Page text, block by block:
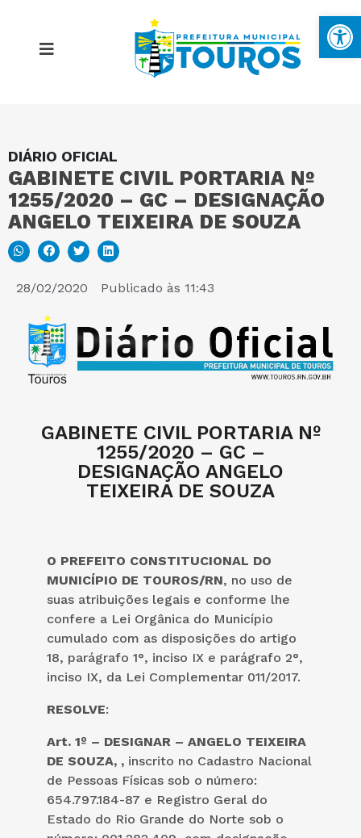
DIÁRIO OFICIAL
GABINETE CIVIL PORTARIA Nº
1255/2020 – GC – DESIGNAÇÃO
ANGELO TEIXEIRA DE SOUZA
28/02/2020 Publicado às 11:43
GABINETE CIVIL PORTARIA Nº
1255/2020 – GC –
DESIGNAÇÃO ANGELO
TEIXEIRA DE SOUZA
O PREFEITO CONSTITUCIONAL DO
MUNICÍPIO DE TOUROS/RN, no uso de
suas atribuições legais e conforme lhe
confere a Lei Orgânica do Município
cumulado com as disposições do artigo
18, parágrafo 1°, inciso IX e parágrafo 2°,
inciso IX, da Lei Complementar 011/2017.
RESOLVE:
Art. 1º – DESIGNAR – ANGELO TEIXEIRA
DE SOUZA, , inscrito no Cadastro Nacional
de Pessoas Físicas sob o número:
654.797.184-87 e Registro Geral do
Estado do Rio Grande do Norte sob o
MAPA DO SITE
PORTAL DA TRANSPARÊNCIA
E-SIC
PERGUNTAS FREQUENTES